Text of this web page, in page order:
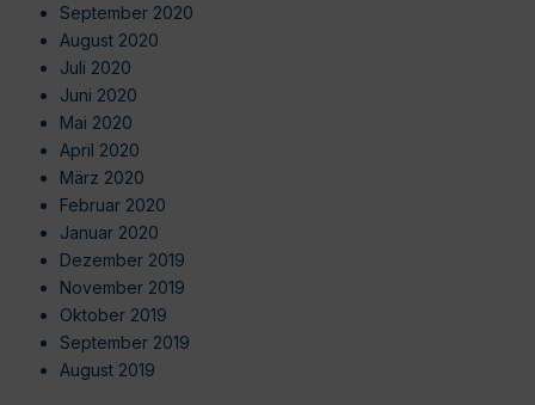
September 2020
August 2020
Juli 2020
Juni 2020
Mai 2020
April 2020
März 2020
Februar 2020
Januar 2020
Dezember 2019
November 2019
Oktober 2019
September 2019
August 2019